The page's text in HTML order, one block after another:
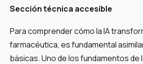
Sección técnica accesible
Para comprender cómo la IA
farmacéutica, es fundamental
básicas. Uno de los fundamentos de